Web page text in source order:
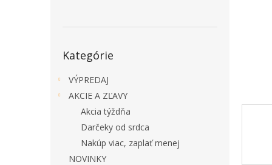
kategórie
Kategórie
VÝPREDAJ
AKCIE A ZĽAVY
Akcia týždňa
Darčeky od srdca
Nakúp viac, zaplať menej
NOVINKY